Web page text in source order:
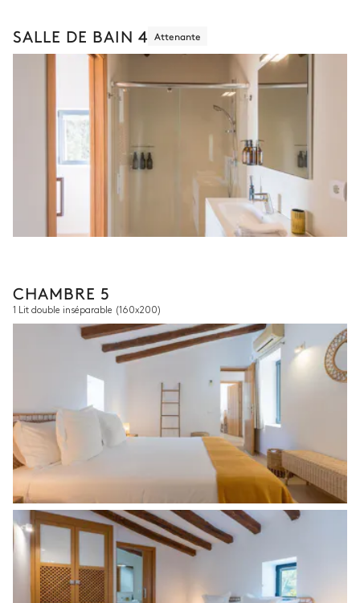
SALLE DE BAIN 4 Attenante
CHAMBRE 5
1 Lit double inséparable (160x200)